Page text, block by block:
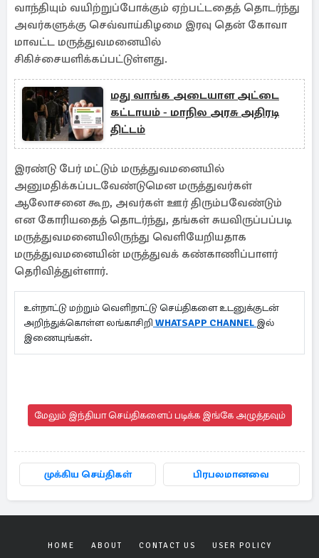
வாந்தியும் வயிற்றுப்போக்கும் ஏற்பட்டதைத் தொடர்ந்து
அவர்களுக்கு செவ்வாய்கிழமை இரவு தென் கோவா
மாவட்ட மருத்துவமனையில்
சிகிச்சையளிக்கப்பட்டுள்ளது.
மது வாங்க அடையாள அட்டை
கட்டாயம் - மாநில அரசு அதிரடி
திட்டம்
இரண்டு பேர் மட்டும் மருத்துவமனையில்
அனுமதிக்கப்படவேண்டுமென மருத்துவர்கள்
ஆலோசனை கூற, அவர்கள் ஊர் திரும்பவேண்டும்
என கோரியதைத் தொடர்ந்து, தங்கள் சுயவிருப்பப்படி
மருத்துவமனையிலிருந்து வெளியேறியதாக
மருத்துவமனையின் மருத்துவக் கண்காணிப்பாளர்
தெரிவித்துள்ளார்.
உள்நாட்டு மற்றும் வெளிநாட்டு செய்திகளை உடனுக்குடன்
அறிந்துக்கொள்ள லங்காசிறி WHATSAPP CHANNEL இல்
இணையுங்கள்.
மேலும் இந்தியா செய்திகளைப் படிக்க இங்கே அழுத்தவும்
முக்கிய செய்திகள் பிரபலமானவை
HOME ABOUT CONTACT US USER POLICY